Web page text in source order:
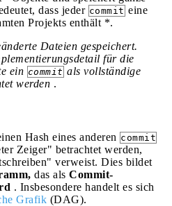
dass jeder commit eine
Projekts enthält *.
Dateien gespeichert.
für die
ein commit als vollständige
werden .
Hash eines anderen commit
Zeiger" betrachtet werden,
verweist. Dies bildet
das als Commit-
. Insbesondere handelt es sich
Grafik (DAG).